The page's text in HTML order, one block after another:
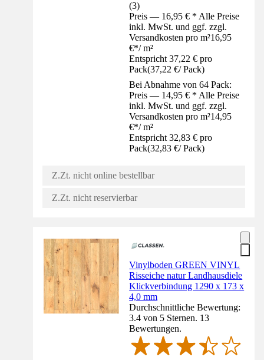
(3)
Preis — 16,95 € * Alle Preise
inkl. MwSt. und ggf. zzgl.
Versandkosten pro m²16,95
€*/ m²
Entspricht 37,22 € pro
Pack(37,22 €/ Pack)
Bei Abnahme von 64 Pack:
Preis — 14,95 € * Alle Preise
inkl. MwSt. und ggf. zzgl.
Versandkosten pro m²14,95
€*/ m²
Entspricht 32,83 € pro
Pack(32,83 €/ Pack)
Z.Zt. nicht online bestellbar
Z.Zt. nicht reservierbar
Vinylboden GREEN VINYL
Risseiche natur Landhausdiele
Klickverbindung 1290 x 173 x
4,0 mm
Durchschnittliche Bewertung:
3.4 von 5 Sternen. 13
Bewertungen.